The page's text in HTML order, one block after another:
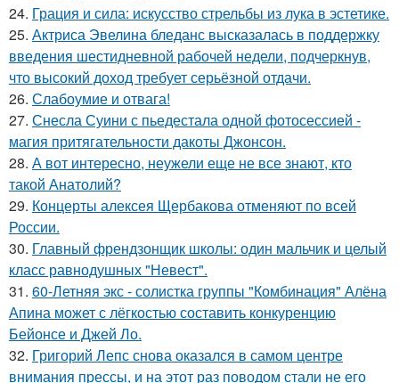
24. Грация и сила: искусство стрельбы из лука в эстетике.
25. Актриса Эвелина бледанс высказалась в поддержку
введения шестидневной рабочей недели, подчеркнув,
что высокий доход требует серьёзной отдачи.
26. Слабоумие и отвага!
27. Снесла Суини с пьедестала одной фотосессией -
магия притягательности дакоты Джонсон.
28. А вот интересно, неужели еще не все знают, кто
такой Анатолий?
29. Концерты алексея Щербакова отменяют по всей
России.
30. Главный френдзонщик школы: один мальчик и целый
класс равнодушных "Невест".
31. 60-Летняя экс - солистка группы "Комбинация" Алёна
Апина может с лёгкостью составить конкуренцию
Бейонсе и Джей Ло.
32. Григорий Лепс снова оказался в самом центре
внимания прессы, и на этот раз поводом стали не его